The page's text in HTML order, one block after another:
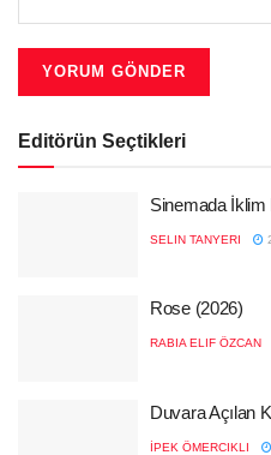
Editörün Seçtikleri
Sinemada İklim
SELIN TANYERI
Rose (2026)
RABIA ELIF ÖZCAN
Duvara Açılan
İPEK ÖMERCIKLI